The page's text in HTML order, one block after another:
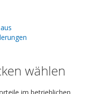
wählen